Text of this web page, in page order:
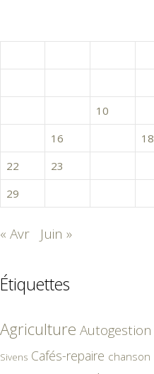
10
16 18
22
23
29
« Avr Juin »
Étiquettes
Agriculture Autogestion
Sivens Cafés-repaire chanson